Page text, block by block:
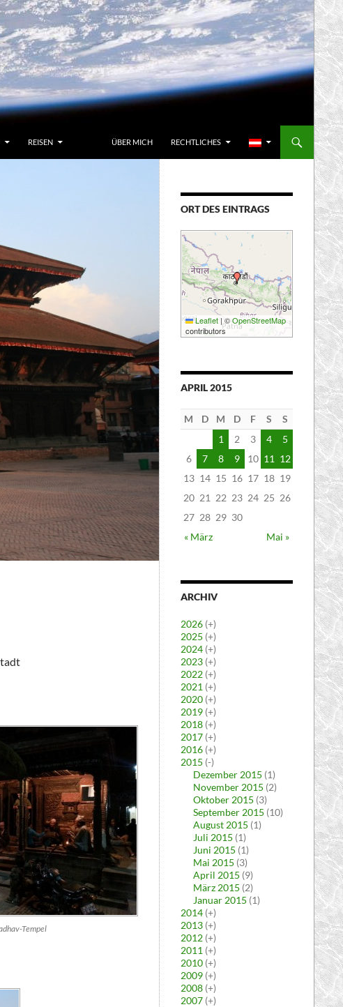
REISEN ÜBER MICH RECHTLICHES
Tempel
ORT DES EINTRAGS
Leaflet | ©OpenStreetMap
contributors
APRIL 2015
M D M D F S
S
1
2 3 4
5
6
7 8 9 10 11 12
13 14 15 16 17 18 19
20 21 22 23 24 25 26
27 28 29 30
« März
Mai »
ARCHIV
2026 (+)
2025 (+)
2024 (+)
2023 (+)
2022 (+)
2021 (+)
2020 (+)
2019 (+)
2018 (+)
2017 (+)
2016 (+)
2015 (-)
Dezember 2015 (1)
November 2015 (2)
Oktober 2015 (3)
September 2015 (10)
August 2015 (1)
Juli 2015 (1)
Juni 2015 (1)
Mai 2015 (3)
April 2015 (9)
März 2015 (2)
Januar 2015 (1)
2014 (+)
2013 (+)
2012 (+)
2011 (+)
2010 (+)
2009 (+)
2008 (+)
2007 (+)